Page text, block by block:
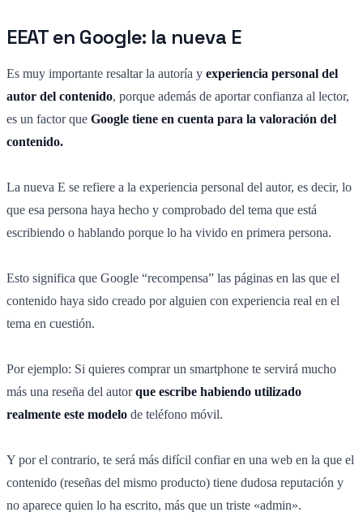
EEAT en Google: la nueva E
Es muy importante resaltar la autoría y experiencia personal del
autor del contenido, porque además de aportar confianza al lector,
es un factor que Google tiene en cuenta para la valoración del
contenido.
La nueva E se refiere a la experiencia personal del autor, es decir, lo
que esa persona haya hecho y comprobado del tema que está
escribiendo o hablando porque lo ha vivido en primera persona.
Esto significa que Google “recompensa” las páginas en las que el
contenido haya sido creado por alguien con experiencia real en el
tema en cuestión.
Por ejemplo: Si quieres comprar un smartphone te servirá mucho
más una reseña del autorque escribe habiendo utilizado
realmente este modelo de teléfono móvil.
Y por el contrario, te será más difícil confiar en una web en la que el
contenido (reseñas del mismo producto) tiene dudosa reputación y
no aparece quien lo ha escrito, más que un triste «admin».